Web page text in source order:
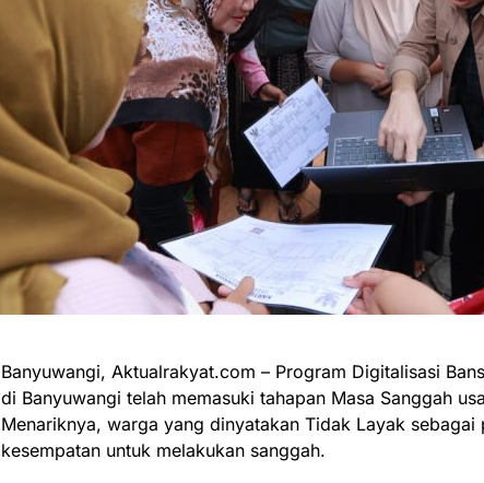
Banyuwangi, Aktualrakyat.com – Program Digitalisasi
di Banyuwangi telah memasuki tahapan Masa Sanggah
Menariknya, warga yang dinyatakan Tidak Layak
kesempatan untuk melakukan sanggah.